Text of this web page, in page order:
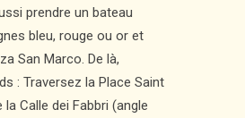
prendre un bateau
bleu, rouge ou or et
San Marco. De là,
: Traversez la Place Saint
Calle dei Fabbri (angle